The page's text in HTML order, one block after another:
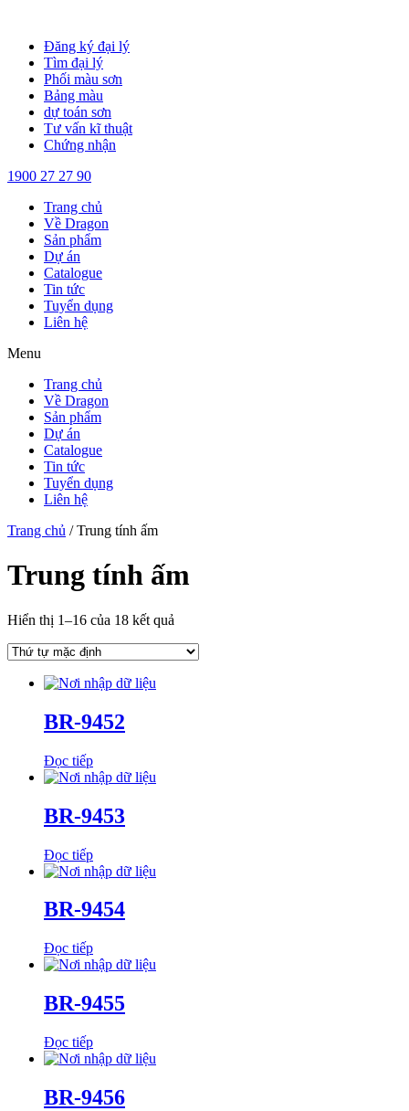
dung
Đăng ký đại lý
Tìm đại lý
Phối màu sơn
Bảng màu
dự toán sơn
Tư vấn kĩ thuật
Chứng nhận
1900 27 27 90
Trang chủ
Về Dragon
Sản phẩm
Dự án
Catalogue
Tin tức
Tuyển dụng
Liên hệ
Menu
Trang chủ
Về Dragon
Sản phẩm
Dự án
Catalogue
Tin tức
Tuyển dụng
Liên hệ
Trang chủ / Trung tính ấm
Trung tính ấm
Hiển thị 1–16 của 18 kết quả
BR-9452
Đọc tiếp
BR-9453
Đọc tiếp
BR-9454
Đọc tiếp
BR-9455
Đọc tiếp
BR-9456